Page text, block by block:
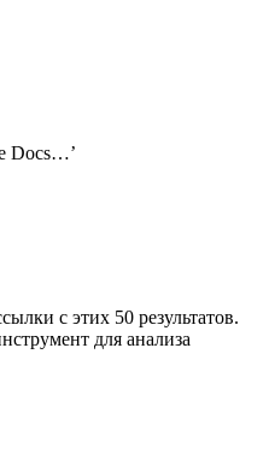
Docs…’
с этих 50 результатов.
для анализа